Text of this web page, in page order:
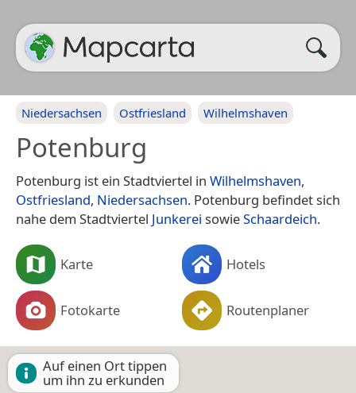
Niedersachsen Ostfriesland Wilhelmshaven
Potenburg
Potenburg ist ein Stadtviertel in Wilhelmshaven,
Ostfriesland, Niedersachsen. Potenburg befindet sich
nahe dem Stadtviertel Junkerei sowieSchaardeich.
Karte Hotels
Fotokarte Routenplaner
Auf einen Ort tippen
um ihn zu erkunden